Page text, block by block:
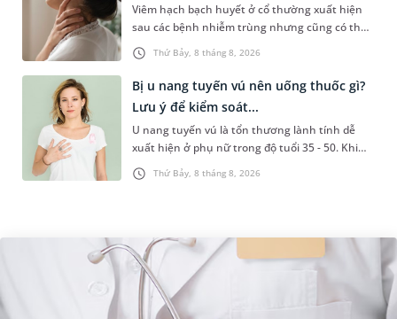
Thứ Bảy, 8 tháng 8, 2026
Viêm hạch bạch huyết ở cổ thường xuất hiện
sau các bệnh nhiễm trùng nhưng cũng có thể
liên quan đến lao hạch hoặc ung thư. Để tìm
hiểu nguyên nhân gây viêm,...
Thứ Bảy, 8 tháng 8, 2026
Bị u nang tuyến vú nên uống thuốc gì?
Lưu ý để kiểm soát...
U nang tuyến vú là tổn thương lành tính dễ
xuất hiện ở phụ nữ trong độ tuổi 35 - 50. Khi
được chẩn đoán mắc bệnh, nhiều người
thường băn khoăn u nang tuyến v...